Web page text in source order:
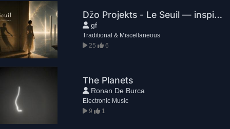
Džo Projekts - Le Seuil — inspiré de «Noslēgums»
gf
Traditional & Miscellaneous
25
6
The Planets
Ronan De Burca
Electronic Music
9
1